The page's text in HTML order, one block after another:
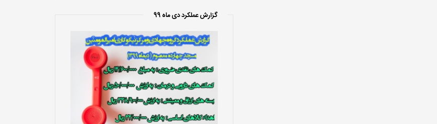
گزارش عملکرد دی ماه 99